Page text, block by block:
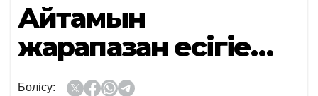
Айтамын
жарапазан есігіңе…
Бөлісу: